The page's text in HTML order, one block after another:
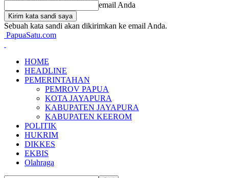
email Anda
Sebuah kata sandi akan dikirimkan ke email Anda.
PapuaSatu.com
HOME
HEADLINE
PEMERINTAHAN
PEMROV PAPUA
KOTA JAYAPURA
KABUPATEN JAYAPURA
KABUPATEN KEEROM
POLITIK
HUKRIM
DIKKES
EKBIS
Olahraga